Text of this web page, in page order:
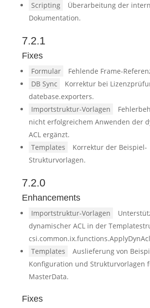
Scripting
Überarbeitung der
Dokumentation.
7.2.1
Fixes
Formular
Fehlende Frame-
DB Sync
Korrektur bei
datebase.exporters.
Importstruktur-Vorlagen
nicht erfolgreichem Anwenden der
ACL ergänzt.
Templates
Korrektur der Beispiel-
Strukturvorlagen.
7.2.0
Enhancements
Importstruktur-Vorlagen
dynamischer ACL in der
Templates
Auslieferung von
Konfiguration und Strukturvorlagen
MasterData.
Fixes